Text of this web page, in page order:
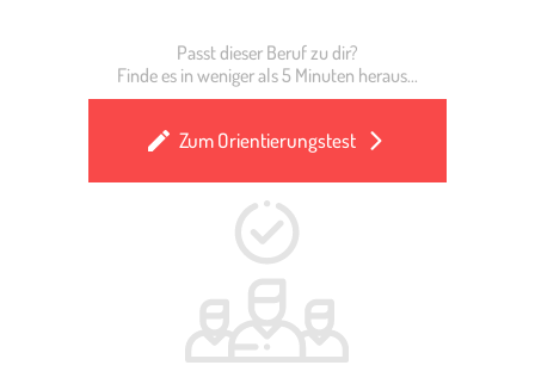
Passt dieser Beruf zu dir?
Finde es in weniger als 5 Minuten heraus...
Zum Orientierungstest